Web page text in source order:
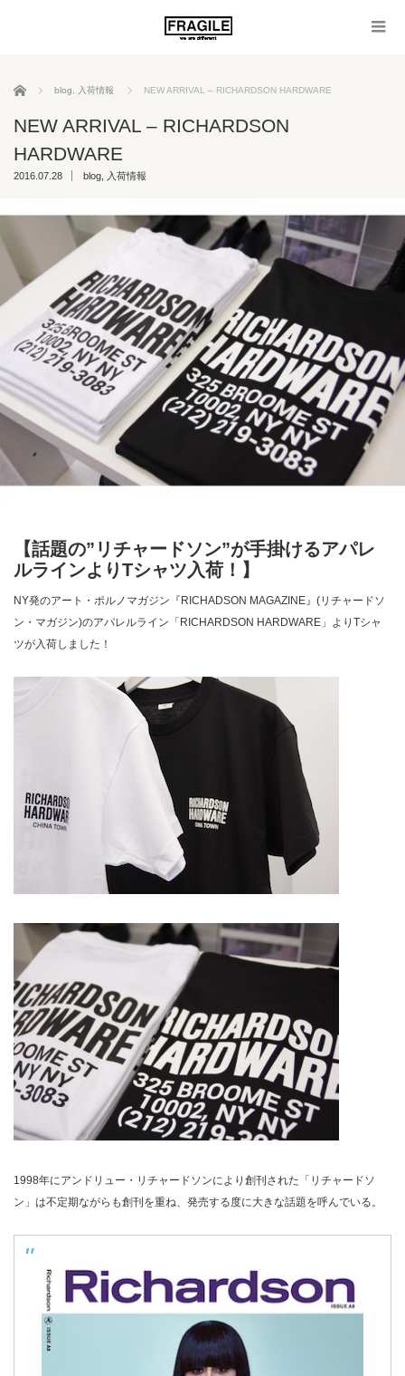
ホーム blog 入荷情報 NEW ARRIVAL – RICHARDSON HARDWARE
NEW ARRIVAL – RICHARDSON
HARDWARE
2016.07.28 blog 入荷情報
【話題の”リチャードソン”が手掛けるアパレ
ルラインよりTシャツ入荷！】
NY発のアート・ポルノマガジン『RICHADSON MAGAZINE』(リチャードソ
ン・マガジン)のアパレルライン「RICHARDSON HARDWARE」よりTシャ
ツが入荷しました！
1998年にアンドリュー・リチャードソンにより創刊された「リチャードソ
ン」は不定期ながらも創刊を重ね、発売する度に大きな話題を呼んでいる。